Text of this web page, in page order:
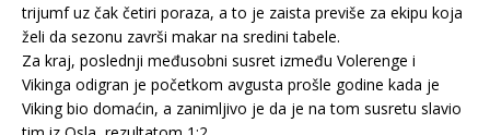
trijumf uz čak četiri poraza, a to je zaista previše za ekipu koja
želi da sezonu završi makar na sredini tabele.
Za kraj, poslednji međusobni susret između Volerenge i
Vikinga odigran je početkom avgusta prošle godine kada je
Viking bio domaćin, a zanimljivo je da je na tom susretu slavio